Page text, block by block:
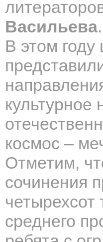
Васильева.
В этом
культурное
космос –
Отметим,
сочинения
четырехсот
среднего